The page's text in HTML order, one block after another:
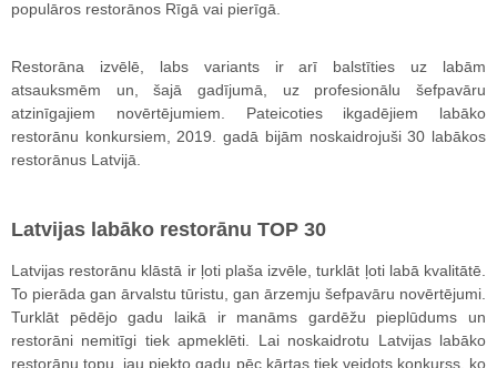
populāros restorānos Rīgā vai pierīgā.
Restorāna izvēlē, labs variants ir arī balstīties uz labām
atsauksmēm un, šajā gadījumā, uz profesionālu šefpavāru
atzinīgajiem novērtējumiem. Pateicoties ikgadējiem labāko
restorānu konkursiem, 2019. gadā bijām noskaidrojuši 30 labākos
restorānus Latvijā.
Latvijas labāko restorānu TOP 30
Latvijas restorānu klāstā ir ļoti plaša izvēle, turklāt ļoti labā kvalitātē.
To pierāda gan ārvalstu tūristu, gan ārzemju šefpavāru novērtējumi.
Turklāt pēdējo gadu laikā ir manāms gardēžu pieplūdums un
restorāni nemitīgi tiek apmeklēti. Lai noskaidrotu Latvijas labāko
restorānu topu, jau piekto gadu pēc kārtas tiek veidots konkurss, ko